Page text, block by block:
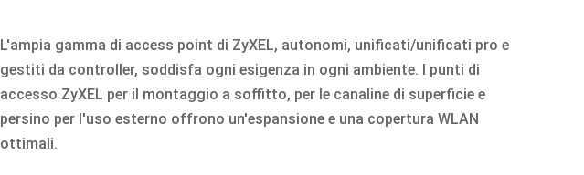
L'ampia gamma di access point di ZyXEL, autonomi, unificati/unificati pro e
gestiti da controller, soddisfa ogni esigenza in ogni ambiente. I punti di
accesso ZyXEL per il montaggio a soffitto, per le canaline di superficie e
persino per l'uso esterno offrono un'espansione e una copertura WLAN
ottimali.